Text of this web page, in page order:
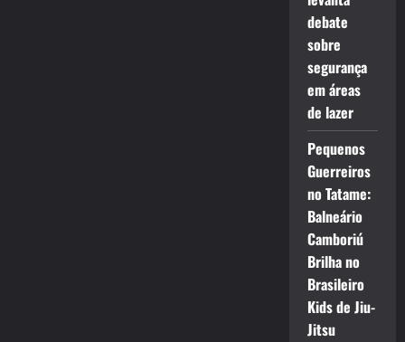
debate
sobre
segurança
em áreas
de lazer
Pequenos
Guerreiros
no Tatame:
Balneário
Camboriú
Brilha no
Brasileiro
Kids de Jiu-
Jitsu